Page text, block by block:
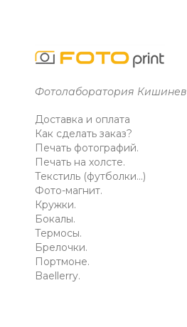
Фотолаборатория Кишинев
Доставка и оплата
Как сделать заказ?
Печать фотографий.
Печать на холсте.
Текстиль (футболки...)
Фото-магнит.
Кружки.
Бокалы.
Термосы.
Брелочки.
Портмоне.
Baellerry.